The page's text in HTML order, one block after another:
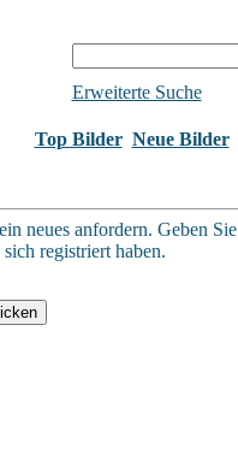
Erweiterte Suche
Top Bilder Neue Bilder
neues anfordern. Geben Sie
registriert haben.